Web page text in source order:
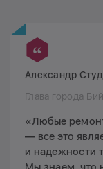
Александр
Глава города
«Любые
— все это
и надежности